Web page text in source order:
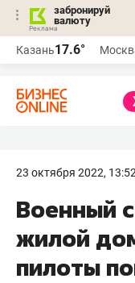
забронируй
валюту
Казань17.6°
23 октября 2022, 13:52
Военный
жилой
пилоты